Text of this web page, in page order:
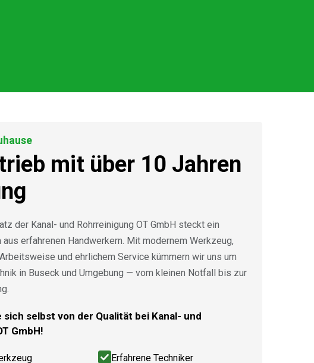
mit über 10 Jahren
der Kanal- und Rohrreinigung OT GmbH steckt ein
erfahrenen Handwerkern. Mit modernem Werkzeug,
und ehrlichem Service kümmern wir uns um
in Buseck und Umgebung — vom kleinen Notfall bis zur
sich selbst von der Qualität bei Kanal- und
GmbH!
Erfahrene Techniker